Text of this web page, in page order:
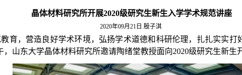
晶体材料研究所开展2020级研究生新生入学学术规范讲座
2020年09月21日 殷子淇
育，营造良好学术环境，弘扬学术道德和科研伦理，扎扎实实打
，山东大学晶体材料研究所邀请陶绪堂教授面向2020级研究生新生